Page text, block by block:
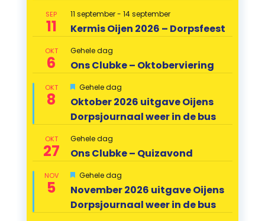
SEP
11
11 september- 14 september
Kermis Oijen 2026 – Dorpsfeest
OKT
6
Gehele dag
Ons Clubke – Oktoberviering
OKT
8
Uitgelicht
Gehele dag
Oktober 2026 uitgave Oijens
Dorpsjournaal weer in de bus
OKT
27
Gehele dag
Ons Clubke – Quizavond
NOV
5
Uitgelicht
Gehele dag
November 2026 uitgave Oijens
Dorpsjournaal weer in de bus